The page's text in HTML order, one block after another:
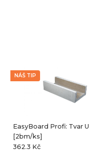
EasyBoard Profi: Tvar U
[2bm/ks]
NÁŠ TIP
362.3 Kč